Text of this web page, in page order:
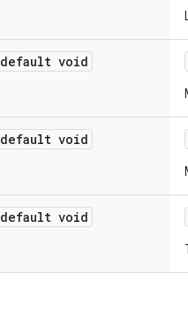
default void
default void
default void